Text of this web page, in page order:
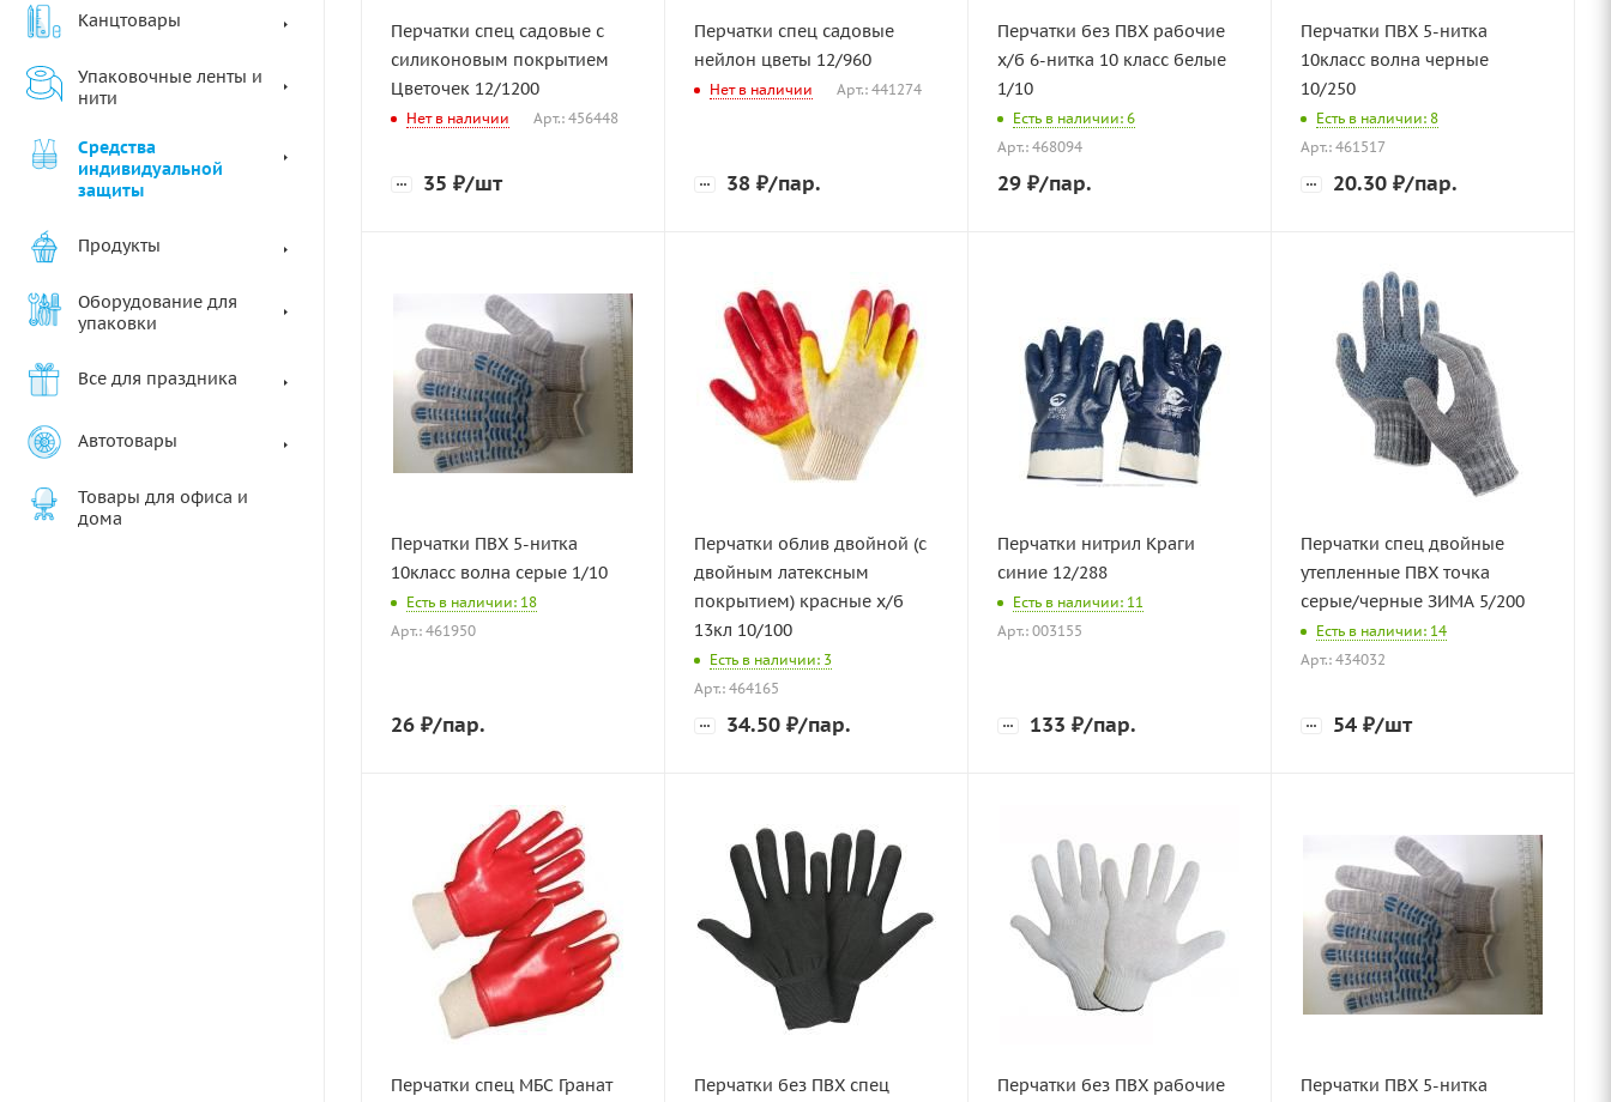
Канцтовары
Упаковочные ленты и
нити
Средства
индивидуальной
защиты
Продукты
Оборудование для
упаковки
Все для праздника
Автотовары
Товары для офиса и
дома
Перчатки спец садовые с
силиконовым покрытием
Цветочек 12/1200
Нет в наличии Арт.: 456448
35 ₽/шт
Перчатки спец садовые
нейлон цветы 12/960
Нет в наличии Арт.: 441274
38 ₽/пар.
Перчатки без ПВХ рабочие
х/б 6-нитка 10 класс белые
1/10
Есть в наличии: 6
Арт.: 468094
29 ₽/пар.
Перчатки ПВХ 5-нитка
10класс волна черные
10/250
Есть в наличии: 8
Арт.: 461517
20.30 ₽/пар.
Перчатки ПВХ 5-нитка
10класс волна серые 1/10
Есть в наличии: 18
Арт.: 461950
26 ₽/пар.
Перчатки облив двойной (с
двойным латексным
покрытием) красные х/б
13кл 10/100
Есть в наличии: 3
Арт.: 464165
34.50 ₽/пар.
Перчатки нитрил Краги
синие 12/288
Есть в наличии: 11
Арт.: 003155
133 ₽/пар.
Перчатки спец двойные
утепленные ПВХ точка
серые/черные ЗИМА 5/200
Есть в наличии: 14
Арт.: 434032
54 ₽/шт
Перчатки спец МБС Гранат
Перчатки без ПВХ спец
Перчатки без ПВХ рабочие
Перчатки ПВХ 5-нитка